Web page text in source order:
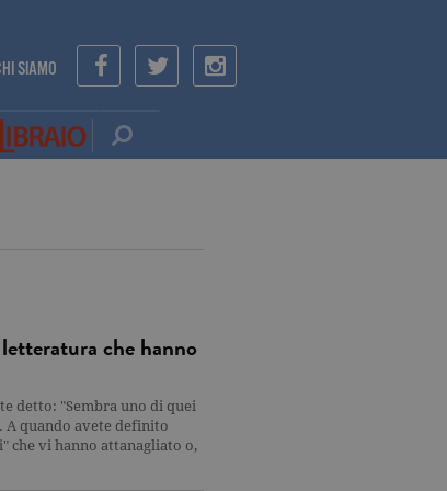
SIAMO
che hanno
detto: "Sembra uno di quei
A quando avete definito
che vi hanno attanagliato o,